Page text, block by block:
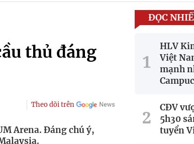
thủ đáng
Theo dõi trên
Arena. Đáng chú ý,
ĐỌC
HLV
Việt
mạnh
CĐV
5h30
tuyển